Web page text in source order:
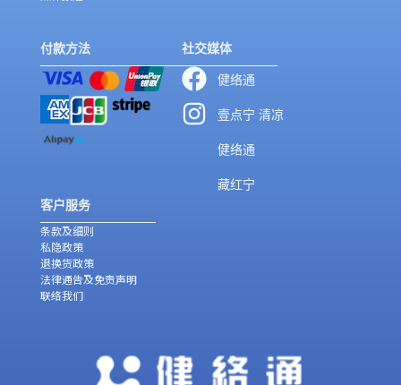
付款方法 社交媒体
健络通
壹点宁 清凉
健络通
藏红宁
客户服务
条款及细则
私隐政策
退换货政策
法律通告及免责声明
联络我们